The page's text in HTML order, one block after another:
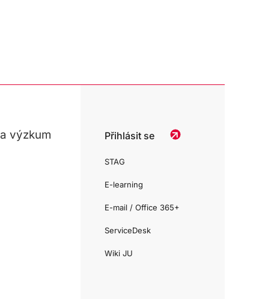
výzkum Přihlásit se
STAG
E-learning
E-mail / Office 365+
ServiceDesk
Wiki JU